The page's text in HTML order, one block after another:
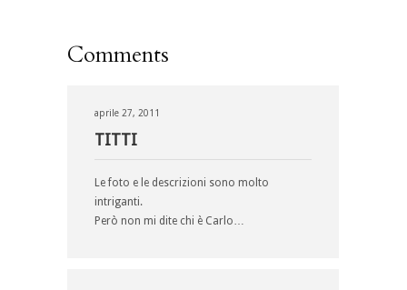
Comments
aprile 27, 2011
TITTI
Le foto e le descrizioni sono molto
intriganti.
Però non mi dite chi è Carlo…